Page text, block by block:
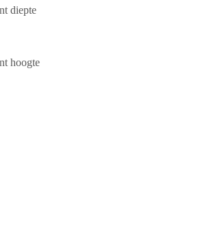
diepte
hoogte